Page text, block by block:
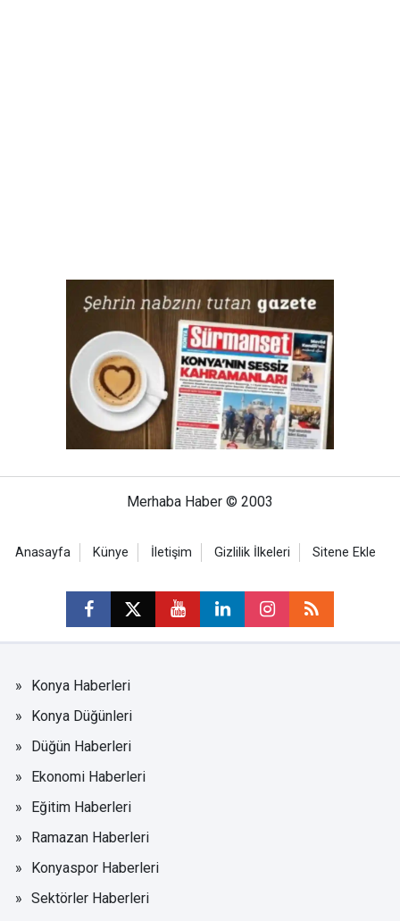
Merhaba Haber © 2003
Anasayfa Künye İletişim Gizlilik İlkeleri Sitene Ekle
Konya Haberleri
Konya Düğünleri
Düğün Haberleri
Ekonomi Haberleri
Eğitim Haberleri
Ramazan Haberleri
Konyaspor Haberleri
Sektörler Haberleri